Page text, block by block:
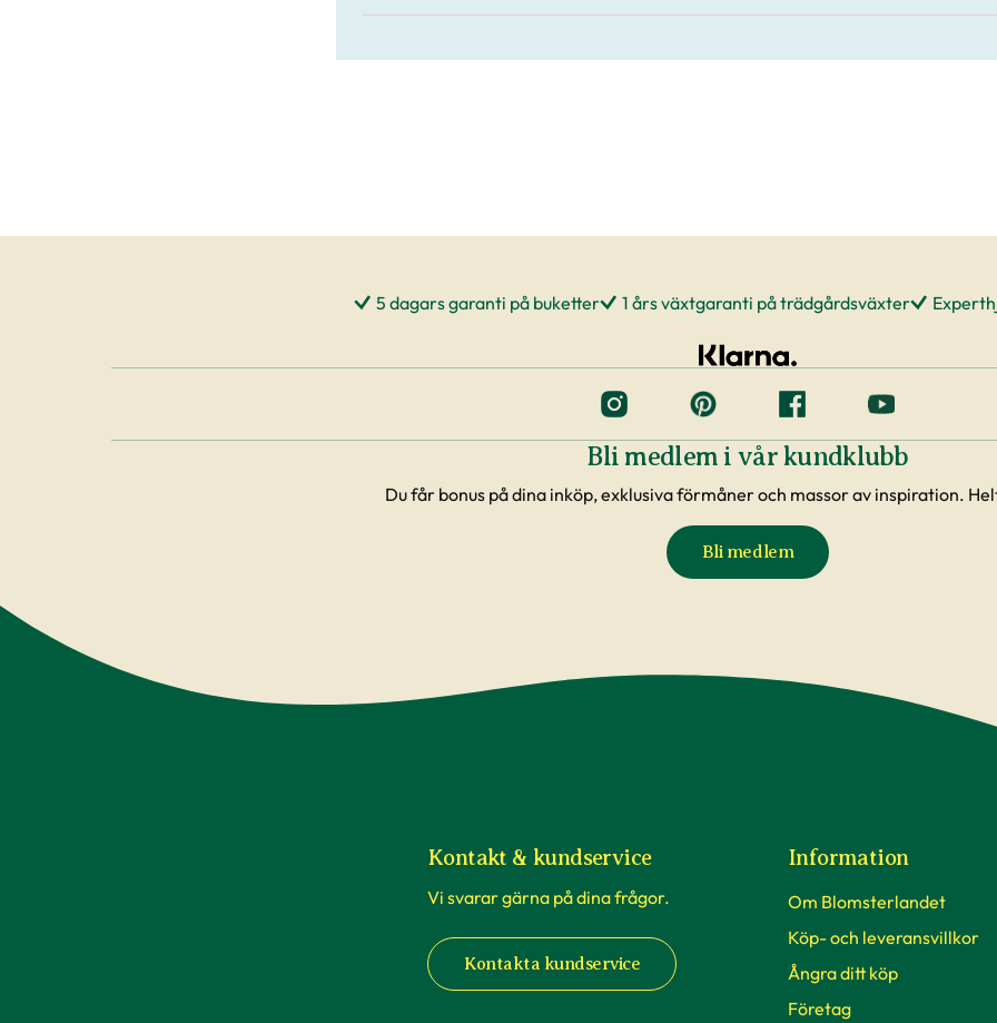
5 dagars garanti på buketter 1 års växtgaranti på trädgårdsväxter
Bli medlem i vår kundklubb
Du får bonus på dina inköp, exklusiva förmåner och massor av inspiration.
Bli medlem
Kontakt & kundservice
Vi svarar gärna på dina frågor.
Kontakta kundservice
Information
Om Blomsterlandet
Köp- och leveransvillkor
Ångra ditt köp
Företag